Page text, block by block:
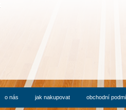
o nás jak nakupovat obchodní